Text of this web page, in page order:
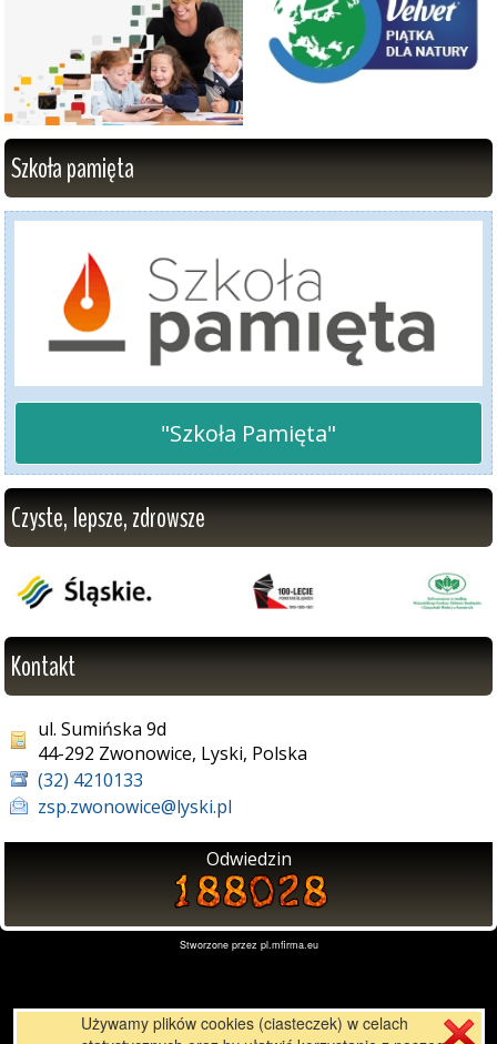
Szkoła pamięta
"Szkoła Pamięta"
Czyste, lepsze, zdrowsze
Kontakt
ul. Sumińska 9d
44-292 Zwonowice, Lyski, Polska
(32) 4210133
zsp.zwonowice@lyski.pl
Odwiedzin
Stworzone przez pl.mfirma.eu
Używamy plików cookies (ciasteczek) w celach